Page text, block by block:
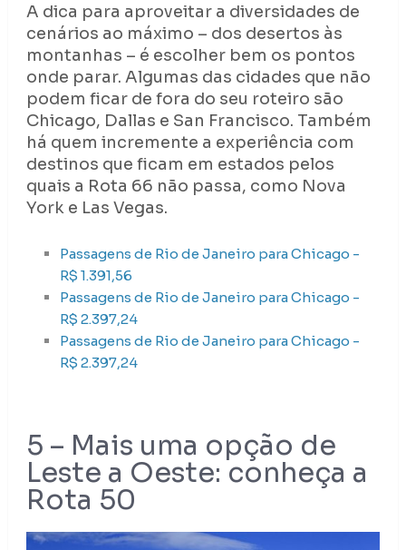
A dica para aproveitar a diversidades de
cenários ao máximo – dos desertos às
montanhas – é escolher bem os pontos
onde parar. Algumas das cidades que não
podem ficar de fora do seu roteiro são
Chicago, Dallas e San Francisco. Também
há quem incremente a experiência com
destinos que ficam em estados pelos
quais a Rota 66 não passa, como Nova
York e Las Vegas.
Passagens de Rio de Janeiro para Chicago -
R$ 1.391,56
Passagens de Rio de Janeiro para Chicago -
R$ 2.397,24
Passagens de Rio de Janeiro para Chicago -
R$ 2.397,24
5 – Mais uma opção de
Leste a Oeste: conheça a
Rota 50